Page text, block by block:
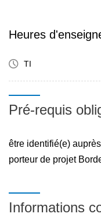
Heures
TI
Pré-requis
être identifié(e)
porteur de projet
Informations